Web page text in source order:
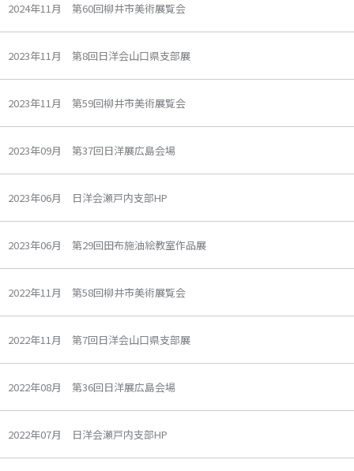
2024年11月 第60回柳井市美術展覧会
2023年11月 第8回日洋会山口県支部展
2023年11月 第59回柳井市美術展覧会
2023年09月 第37回日洋展広島会場
2023年06月 日洋会瀬戸内支部HP
2023年06月 第29回田布施油絵教室作品展
2022年11月 第58回柳井市美術展覧会
2022年11月 第7回日洋会山口県支部展
2022年08月 第36回日洋展広島会場
2022年07月 日洋会瀬戸内支部HP